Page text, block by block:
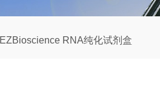
EZBioscience RNA纯化试剂盒